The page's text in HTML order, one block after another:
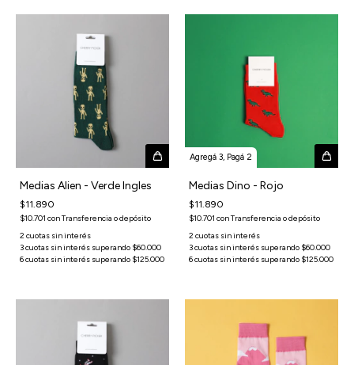
Medias Alien - Verde Ingles
$11.890
$10.701 conTransferencia o depósito
Agregá 3, Pagá 2
Medias Dino - Rojo
$11.890
$10.701 conTransferencia o depósito